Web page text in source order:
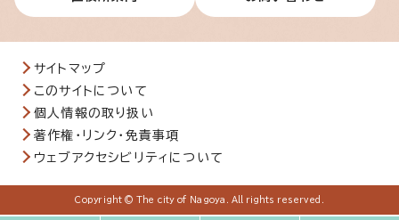
サイトマップ
このサイトについて
個人情報の取り扱い
著作権・リンク・免責事項
ウェブアクセシビリティについて
Copyright © The city of Nagoya. All rights reserved.